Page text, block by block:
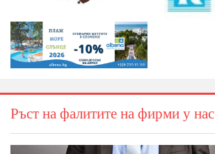
Ръст на фалитите на фирми у нас